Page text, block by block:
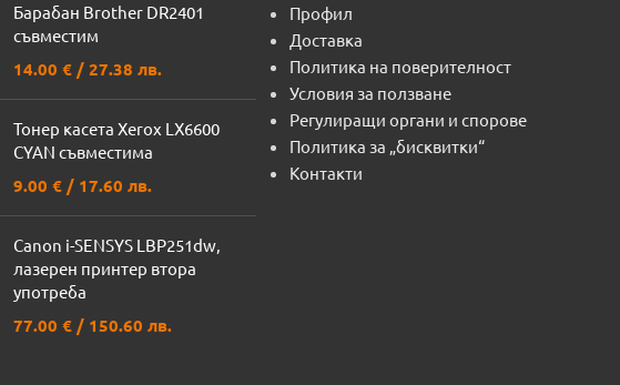
Барабан Brother DR2401
съвместим
14.00 € / 27.38 лв.
Тонер касета Xerox LX6600
CYAN съвместима
9.00 € / 17.60 лв.
Canon i-SENSYS LBP251dw,
лазерен принтер втора
употреба
77.00 € / 150.60 лв.
Профил
Доставка
Политика на поверителност
Условия за ползване
Регулиращи органи и спорове
Политика за „бисквитки“
Контакти